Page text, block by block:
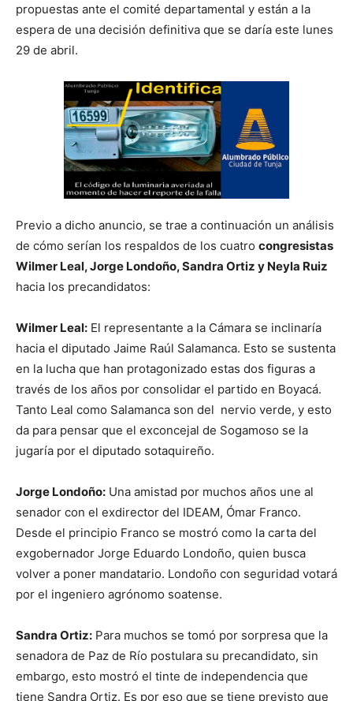
propuestas ante el comité departamental y están a la
espera de una decisión definitiva que se daría este lunes
29 de abril.
Previo a dicho anuncio, se trae a continuación un análisis
de cómo serían los respaldos de los cuatro congresistas
Wilmer Leal, Jorge Londoño, Sandra Ortiz y Neyla Ruiz
hacia los precandidatos:
Wilmer Leal: El representante a la Cámara se inclinaría
hacia el diputado Jaime Raúl Salamanca. Esto se sustenta
en la lucha que han protagonizado estas dos figuras a
través de los años por consolidar el partido en Boyacá.
Tanto Leal como Salamanca son del nervio verde, y esto
da para pensar que el exconcejal de Sogamoso se la
jugaría por el diputado sotaquireño.
Jorge Londoño: Una amistad por muchos años une al
senador con el exdirector del IDEAM, Ómar Franco.
Desde el principio Franco se mostró como la carta del
exgobernador Jorge Eduardo Londoño, quien busca
volver a poner mandatario. Londoño con seguridad votará
por el ingeniero agrónomo soatense.
Sandra Ortiz: Para muchos se tomó por sorpresa que la
senadora de Paz de Río postulara su precandidato, sin
embargo, esto mostró el tinte de independencia que
tiene Sandra Ortiz. Es por eso que se tiene previsto que